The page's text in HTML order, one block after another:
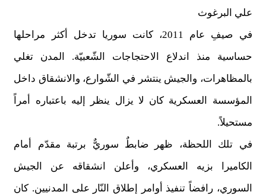
علي البرغوث
في صيفِ عام 2011، كانت سوريا تدخل أكثر مراحلها
حساسية منذ اندلاع الاحتجاجات الشّعبيّة. المدن تغلي
بالمظاهرات، والجيش ينتشر في الشّوارع، والانشقاق داخل
المؤسسة العسكرية كان لا يزال ينظر إليه باعتباره أمراً
مستحيلاً.
في تلك اللحظة، ظهر ضابطٌ سوريٌّ برتبة مقدّم أمام
الكاميرا بزيه العسكري، وأعلن انشقاقه عن الجيش
السوري، رافضاً تنفيذ أوامر إطلاق النّار على المدنيين. كان